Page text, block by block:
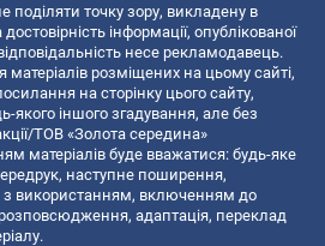
поділяти точку зору, викладену в
інформації, опублікованої
несе рекламодавець.
розміщених на цьому сайті,
на сторінку цього сайту,
якого іншого згадування, але без
ТОВ «Золота середина»
матеріалів буде вважатися: будь-яке
наступне поширення,
з використанням, включенням до
адаптація, переклад